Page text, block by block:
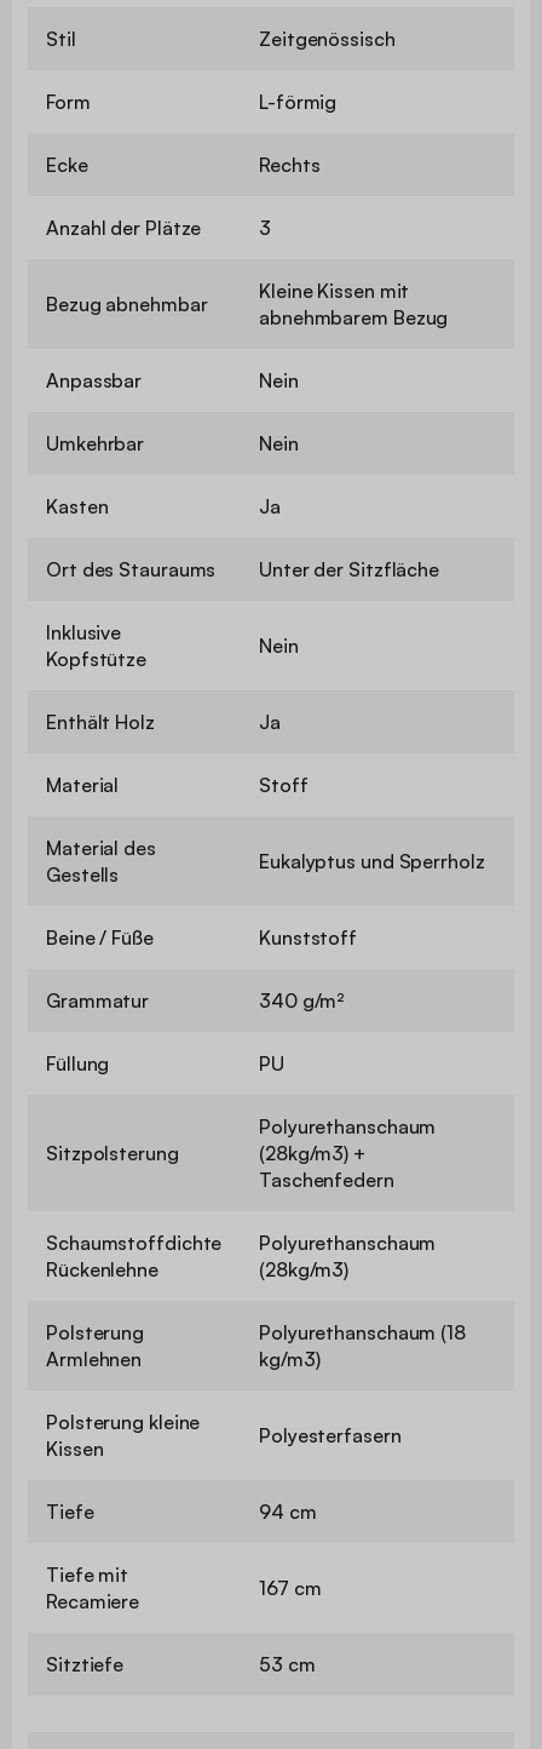
Stil Zeitgenössisch
Form L-förmig
Ecke Rechts
Anzahl der Plätze 3
Bezug abnehmbar
Kleine Kissen mit
abnehmbarem Bezug
Anpassbar Nein
Umkehrbar Nein
Kasten Ja
Ort des Stauraums Unter der Sitzfläche
Inklusive
Kopfstütze
Nein
Enthält Holz Ja
Material Stoff
Material des
Gestells
Eukalyptus und Sperrholz
Beine / Füße Kunststoff
Grammatur 340 g/m²
Füllung PU
Sitzpolsterung
Polyurethanschaum
(28kg/m3) +
Taschenfedern
Schaumstoffdichte
Rückenlehne
Polyurethanschaum
(28kg/m3)
Polsterung
Armlehnen
Polyurethanschaum (18
kg/m3)
Polsterung kleine
Kissen
Polyesterfasern
Tiefe 94 cm
Tiefe mit
Recamiere
167 cm
Sitztiefe 53 cm